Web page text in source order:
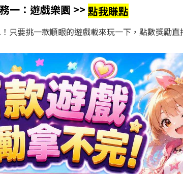
一：遊戲樂園 >>點我賺點
只要挑一款順眼的遊戲載來玩一下，點數獎勵直